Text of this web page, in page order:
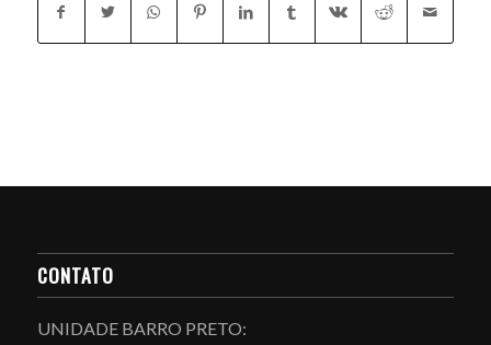
CONTATO
UNIDADE BARRO PRETO: